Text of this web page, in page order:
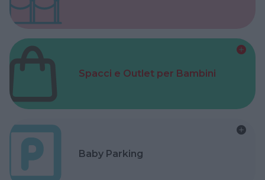
Spacci e Outlet per Bambini
Baby Parking